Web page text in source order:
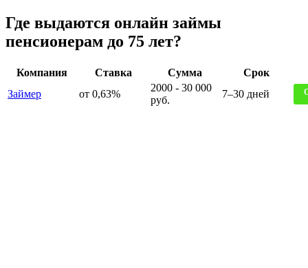
Где выдаются онлайн займы
пенсионерам до 75 лет?
Компания Ставка Сумма
Срок
Займер
от 0,63%
2000 - 30 000
руб.
7–30 дней